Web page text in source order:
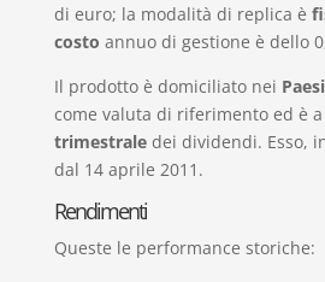
di euro; la modalità di replica è
costo annuo di gestione è dello
Il prodotto è domiciliato nei
come valuta di riferimento ed è a
trimestraledei dividendi. Esso,
dal 14 aprile 2011.
Rendimenti
Queste le performance storiche: